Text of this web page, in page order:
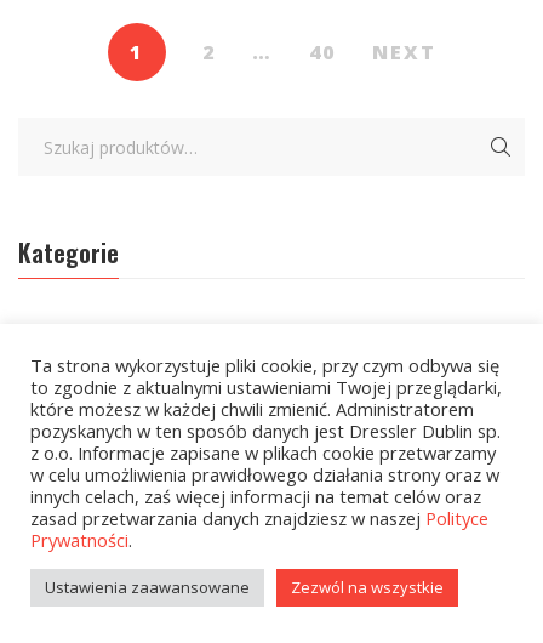
1 2 … 40 NEXT
Kategorie
Kolekcje Biedronka
Kolekcje Biedronka - 16.02.2026
Wielcy Humaniści - 16.02.2026
Wielcy Humaniści – 02.03.2026
Kolekcje Biedronka - 16.03.2026
Ta strona wykorzystuje pliki cookie, przy czym odbywa się
to zgodnie z aktualnymi ustawieniami Twojej przeglądarki,
które możesz w każdej chwili zmienić. Administratorem
pozyskanych w ten sposób danych jest Dressler Dublin sp.
z o.o. Informacje zapisane w plikach cookie przetwarzamy
w celu umożliwienia prawidłowego działania strony oraz w
innych celach, zaś więcej informacji na temat celów oraz
zasad przetwarzania danych znajdziesz w naszej Polityce
Prywatności.
Ustawienia zaawansowane Zezwól na wszystkie